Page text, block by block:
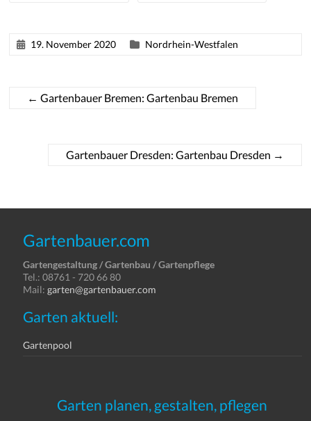
19. November 2020 Nordrhein-Westfalen
← Gartenbauer Bremen: Gartenbau Bremen
Gartenbauer Dresden: Gartenbau Dresden →
Gartenbauer.com
Gartengestaltung / Gartenbau / Gartenpflege
Tel.: 08761 - 720 66 80
Mail:garten@gartenbauer.com
Garten aktuell:
Gartenpool
Garten planen, gestalten, pflegen